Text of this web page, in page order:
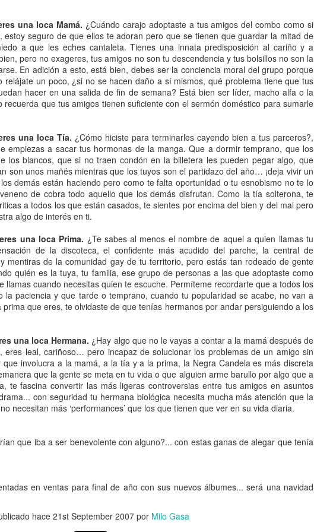
una loca Mamá. ¿Cuándo carajo adoptaste a tus amigos del combo como si
estoy seguro de que ellos te adoran pero que se tienen que guardar la mitad de
a que les eches cantaleta. Tienes una innata predisposición al cariño y a
pero no exageres, tus amigos no son tu descendencia y tus bolsillos no son la
En adición a esto, está bien, debes ser la conciencia moral del grupo porque
un poco, ¿si no se hacen daño a sí mismos, qué problema tiene que tus
hacer en una salida de fin de semana? Está bien ser líder, macho alfa o la
recuerda que tus amigos tienen suficiente con el sermón doméstico para sumarle
una loca Tía. ¿Cómo hiciste para terminarles cayendo bien a tus parceros?,
empiezas a sacar tus hormonas de la manga. Que a dormir temprano, que los
los blancos, que si no traen condón en la billetera les pueden pegar algo, que
son unos mañés mientras que los tuyos son el partidazo del año… ¡deja vivir un
demás están haciendo pero como te falta oportunidad o tu esnobismo no te lo
de cobra todo aquello que los demás disfrutan. Como la tía solterona, te
a todos los que están casados, te sientes por encima del bien y del mal pero
algo de interés en ti.
una loca Prima. ¿Te sabes al menos el nombre de aquel a quien llamas tu
de la discoteca, el confidente más acudido del parche, la central de
mentiras de la comunidad gay de tu territorio, pero estás tan rodeado de gente
quién es la tuya, tu familia, ese grupo de personas a las que adoptaste como
llamas cuando necesitas quien te escuche. Permíteme recordarte que a todos los
la paciencia y que tarde o temprano, cuando tu popularidad se acabe, no van a
que eres, te olvidaste de que tenías hermanos por andar persiguiendo a los
una loca Hermana. ¿Hay algo que no le vayas a contar a la mamá después de
leal, cariñoso… pero incapaz de solucionar los problemas de un amigo sin
involucra a la mamá, a la tía y a la prima, la Negra Candela es más discreta
que la gente se meta en tu vida o que alguien arme barullo por algo que a
te fascina convertir las más ligeras controversias entre tus amigos en asuntos
con seguridad tu hermana biológica necesita mucha más atención que la
necesitan más ‘performances’ que los que tienen que ver en su vida diaria.
que iba a ser benevolente con alguno?... con estas ganas de alegar que tenía
en ventas para final de año con sus nuevos álbumes... será una navidad
hace21st September 2007por Milo Gasa
la distancia, él empezó el camino a "convertirse en la versión más
resignó a compartirlo con cuanto hombre le pasara por delante.
cuánto tiempo más, lo siguiente que vimos nos dejó boquiabiertos.
No habíamos abierto la primera lata de tónica cuando vimos a Will
al frente de la casa. Short North, el barrio gay de la ciudad, como
Grace salió de la casa y lo abrazó y lo besó con tanta pasión que
tanto: nos sacó de la truculenta historia que habíamos imaginado.
cargaron el camión juntos mientras sus gatos se despedían del
los cocteles en un bar. Si algo nos quedó claro ese día fue que
medias: el amor puede ser ciego, pero los vecinos también.
0 Agregar un comentario
Cosas de heteros